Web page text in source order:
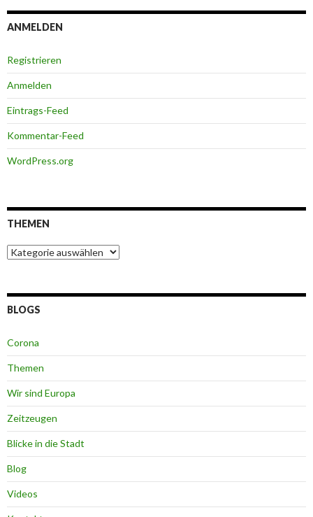
ANMELDEN
Registrieren
Anmelden
Eintrags-Feed
Kommentar-Feed
WordPress.org
THEMEN
Themen
BLOGS
Corona
Themen
Wir sind Europa
Zeitzeugen
Blicke in die Stadt
Blog
Videos